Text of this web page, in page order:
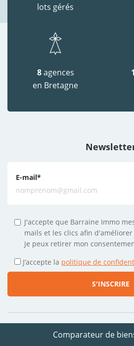
lots gérés
8agences
en Bretagne
E-mail*
J'accepte que Barraine Immo
mails et les clics afin
Je peux retirer mon
J’accepte la politique de
Suivez-nous sur
Comparateur de